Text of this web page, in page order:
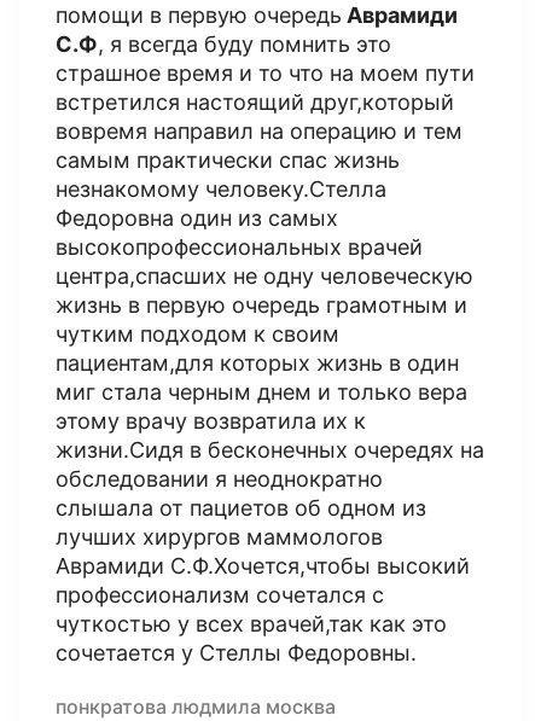
помощи в первую очередь Аврамиди
С.Ф, я всегда буду помнить это
страшное время и то что на моем пути
встретился настоящий друг,который
вовремя направил на операцию и тем
самым практически спас жизнь
незнакомому человеку.Стелла
Федоровна один из самых
высокопрофессиональных врачей
центра,спасших не одну человеческую
жизнь в первую очередь грамотным и
чутким подходом к своим
пациентам,для которых жизнь в один
миг стала черным днем и только вера
этому врачу возвратила их к
жизни.Сидя в бесконечных очередях на
обследовании я неоднократно
слышала от пациетов об одном из
лучших хирургов маммологов
Аврамиди С.Ф.Хочется,чтобы высокий
профессионализм сочетался с
чуткостью у всех врачей,так как это
сочетается у Стеллы Федоровны.
понкратова людмила москва